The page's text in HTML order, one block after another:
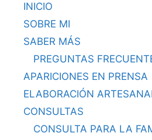
INICIO
SOBRE MI
SABER MÁS
PREGUNTAS
APARICIONES EN PRENSA
ELABORACIÓN
CONSULTAS
CONSULTA PARA LA